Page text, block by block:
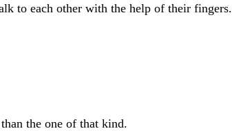
to each other with the help of their fingers.
the one of that kind.